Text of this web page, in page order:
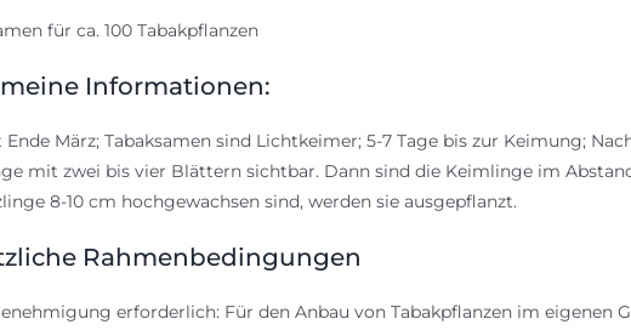
für ca. 100 Tabakpflanzen
Informationen:
Ende März; Tabaksamen sind Lichtkeimer; 5-7 Tage bis zur Keimung;
mit zwei bis vier Blättern sichtbar. Dann sind die Keimlinge im
8-10 cm hochgewachsen sind, werden sie ausgepflanzt.
Rahmenbedingungen
erforderlich: Für den Anbau von Tabakpflanzen im eigenen